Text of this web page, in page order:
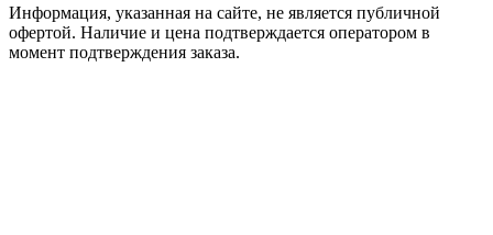
Информация, указанная на сайте, не является публичной
офертой. Наличие и цена подтверждается оператором в
момент подтверждения заказа.